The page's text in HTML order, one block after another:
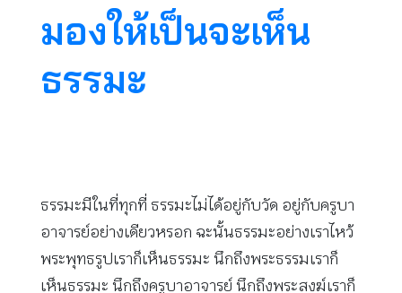
มองให้เป็นจะเห็น
ธรรมะ
ธรรมะมีในที่ทุกที่ ธรรมะไม่ได้อยู่กับวัด อยู่กับครูบา
อาจารย์อย่างเดียวหรอก ฉะนั้นธรรมะอย่างเราไหว้
พระพุทธรูปเราก็เห็นธรรมะ นึกถึงพระธรรมเราก็
เห็นธรรมะ นึกถึงครูบาอาจารย์ นึกถึงพระสงฆ์เราก็